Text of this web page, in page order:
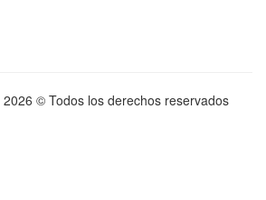
2026 © Todos los derechos reservados